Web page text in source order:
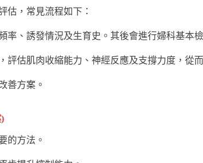
估，常見流程如下：
率、誘發情況及生育史。其後會進行婦科基本
評估肌肉收縮能力、神經反應及支撐力度，從
善方案。
的方法。